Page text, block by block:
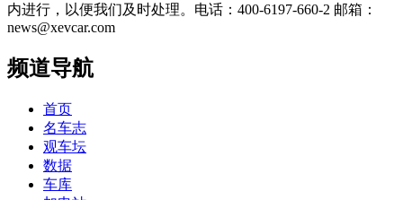
内进行，以便我们及时处理。电话：400-6197-660-2 邮箱：
news@xevcar.com
频道导航
首页
名车志
观车坛
数据
车库